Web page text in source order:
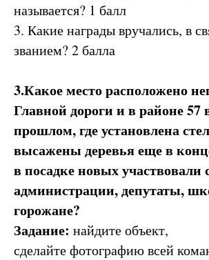
называется? 1 балл
3. Какие награды вручались, в
званием? 2 балла
3.Какое место расположено
Главной дороги и в районе 57
прошлом, где установлена
высажены деревья еще в
в посадке новых участвовали
администрации, депутаты,
горожане?
Задание: найдите объект,
сделайте фотографию всей